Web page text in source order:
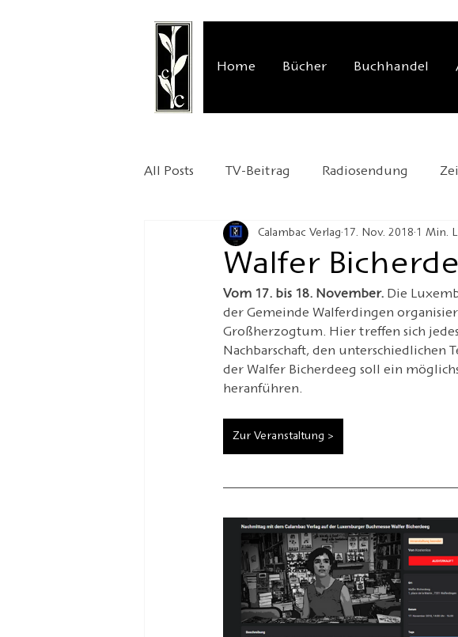
Home Bücher Buchhandel
All Posts TV-Beitrag Radiosendung
Verlagspräsentation Ausstellung
Kafka 2024 Umzug UNESCO-Welttag
Walfer
Calambac Verlag 17. Nov. 2018 1 Min.
Vom 17. bis 18. November. Die
der Gemeinde Walferdingen
Großherzogtum. Hier treffen sich jedes
Nachbarschaft, den unterschiedlichen
der Walfer Bicherdeeg soll ein
heranführen.
Zur Veranstaltung >